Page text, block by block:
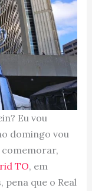
Eu vou
domingo vou
TO, em
que o Real